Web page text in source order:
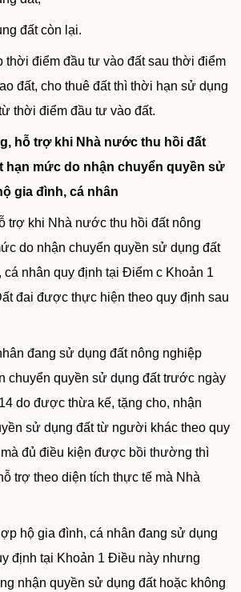
đất còn lại.
thời điểm đầu tư vào đất sau thời điểm
đất, cho thuê đất thì thời hạn sử dụng
thời điểm đầu tư vào đất.
hỗ trợ khi Nhà nước thu hồi đất
hạn mức do nhận chuyển quyền sử
gia đình, cá nhân
trợ khi Nhà nước thu hồi đất nông
do nhận chuyển quyền sử dụng đất
nhân quy định tại Điểm c Khoản 1
đai được thực hiện theo quy định sau
đang sử dụng đất nông nghiệp
chuyển quyềnsử dụng đất trước ngày
do được thừa kế, tặng cho, nhận
sử dụng đất từ người khác theo quy
đủ điều kiện được bồi thường thì
trợ theo diện tích thực tế mà Nhà
hộ gia đình, cá nhân đang sử dụng
định tại Khoản 1 Điều này nhưng
nhận quyền sử dụng đất hoặc không